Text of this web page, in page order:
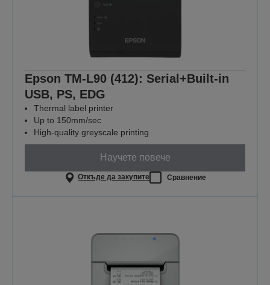
Epson TM-L90 (412): Serial+Built-in
USB, PS, EDG
Thermal label printer
Up to 150mm/sec
High-quality greyscale printing
Научете повече
Откъде да закупите Сравнение